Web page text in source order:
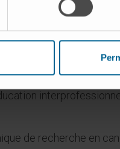
de Navarra
de recherche en